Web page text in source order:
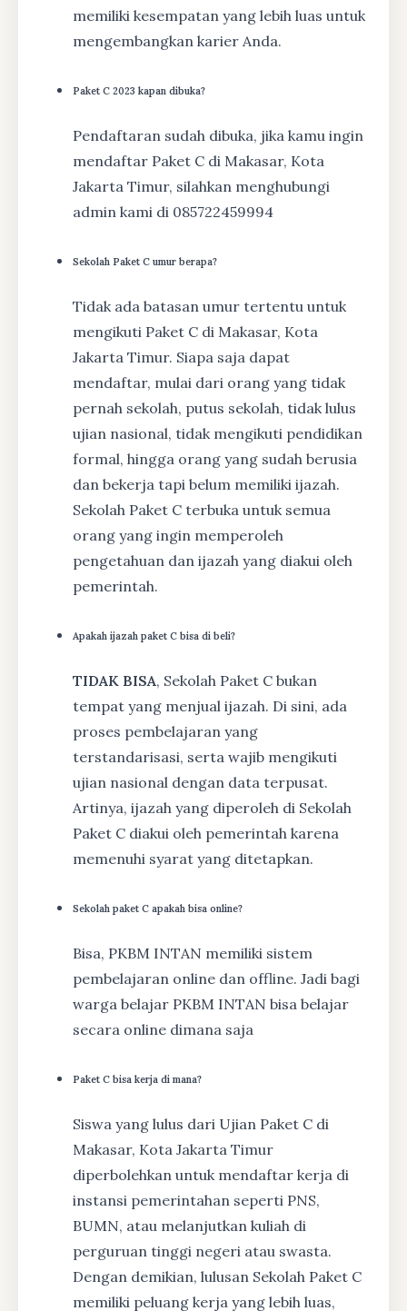
memiliki kesempatan yang lebih luas untuk
mengembangkan karier Anda.
Paket C 2023 kapan dibuka?
Pendaftaran sudah dibuka, jika kamu ingin
mendaftar Paket C di Makasar, Kota
Jakarta Timur, silahkan menghubungi
admin kami di 085722459994
Sekolah Paket C umur berapa?
Tidak ada batasan umur tertentu untuk
mengikuti Paket C di Makasar, Kota
Jakarta Timur. Siapa saja dapat
mendaftar, mulai dari orang yang tidak
pernah sekolah, putus sekolah, tidak lulus
ujian nasional, tidak mengikuti pendidikan
formal, hingga orang yang sudah berusia
dan bekerja tapi belum memiliki ijazah.
Sekolah Paket C terbuka untuk semua
orang yang ingin memperoleh
pengetahuan dan ijazah yang diakui oleh
pemerintah.
Apakah ijazah paket C bisa di beli?
TIDAK BISA, Sekolah Paket C bukan
tempat yang menjual ijazah. Di sini, ada
proses pembelajaran yang
terstandarisasi, serta wajib mengikuti
ujian nasional dengan data terpusat.
Artinya, ijazah yang diperoleh di Sekolah
Paket C diakui oleh pemerintah karena
memenuhi syarat yang ditetapkan.
Sekolah paket C apakah bisa online?
Bisa, PKBM INTAN memiliki sistem
pembelajaran online dan offline. Jadi bagi
warga belajar PKBM INTAN bisa belajar
secara online dimana saja
Paket C bisa kerja di mana?
Siswa yang lulus dari Ujian Paket C di
Makasar, Kota Jakarta Timur
diperbolehkan untuk mendaftar kerja di
instansi pemerintahan seperti PNS,
BUMN, atau melanjutkan kuliah di
perguruan tinggi negeri atau swasta.
Dengan demikian, lulusan Sekolah Paket C
memiliki peluang kerja yang lebih luas,